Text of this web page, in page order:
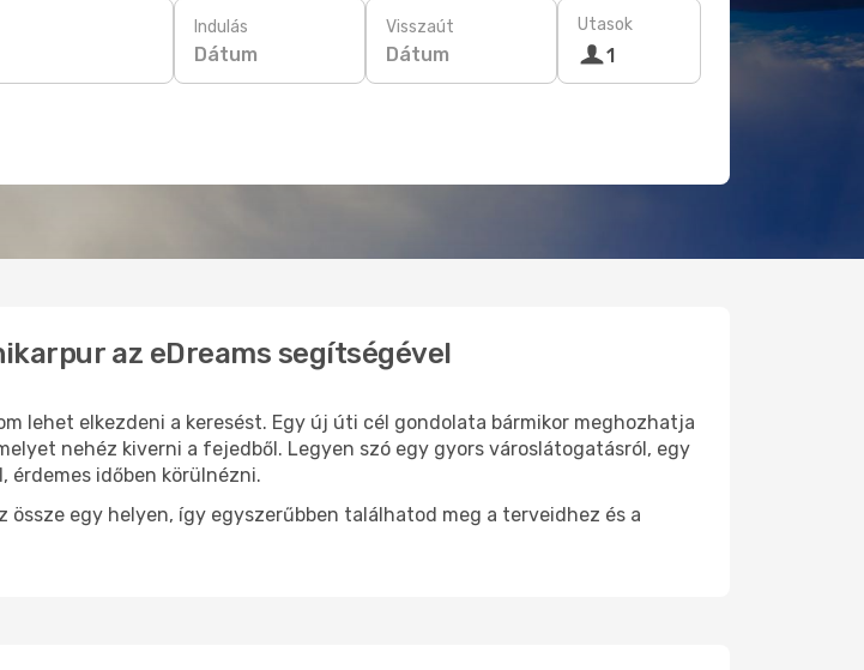
Indulás
Dátum
Visszaút
Dátum
Utasok
1
az eDreams segítségével
lehet elkezdeni a keresést. Egy új úti cél gondolata bármikor meghozhatja
nehéz kiverni a fejedből. Legyen szó egy gyors városlátogatásról, egy
időben körülnézni.
egy helyen, így egyszerűbben találhatod meg a terveidhez és a